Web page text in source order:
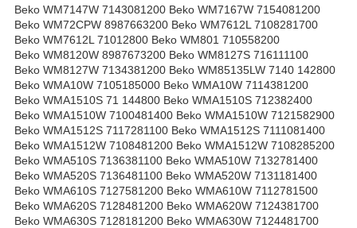
Beko WM7147W 7143081200 Beko WM7167W 7154081200
Beko WM72CPW 8987663200 Beko WM7612L 7108281700
Beko WM7612L 71012800 Beko WM801 710558200
Beko WM8120W 8987673200 Beko WM8127S 716111100
Beko WM8127W 7134381200 Beko WM85135LW 7140 142800
Beko WMA10W 7105185000 Beko WMA10W 7114381200
Beko WMA1510S 71 144800 Beko WMA1510S 712382400
Beko WMA1510W 7100481400 Beko WMA1510W 7121582900
Beko WMA1512S 7117281100 Beko WMA1512S 7111081400
Beko WMA1512W 7108481200 Beko WMA1512W 7108285200
Beko WMA510S 7136381100 Beko WMA510W 7132781400
Beko WMA520S 7136481100 Beko WMA520W 7131181400
Beko WMA610S 7127581200 Beko WMA610W 7112781500
Beko WMA620S 7128481200 Beko WMA620W 7124381700
Beko WMA630S 7128181200 Beko WMA630W 7124481700